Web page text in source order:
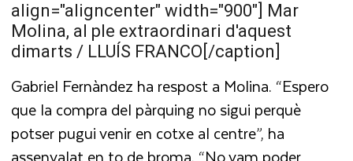
align="aligncenter" width="900"] Mar
Molina, al ple extraordinari d'aquest
dimarts / LLUÍS FRANCO[/caption]
Gabriel Fernàndez ha respost a Molina. “Espero
que la compra del pàrquing no sigui perquè
potser pugui venir en cotxe al centre”, ha